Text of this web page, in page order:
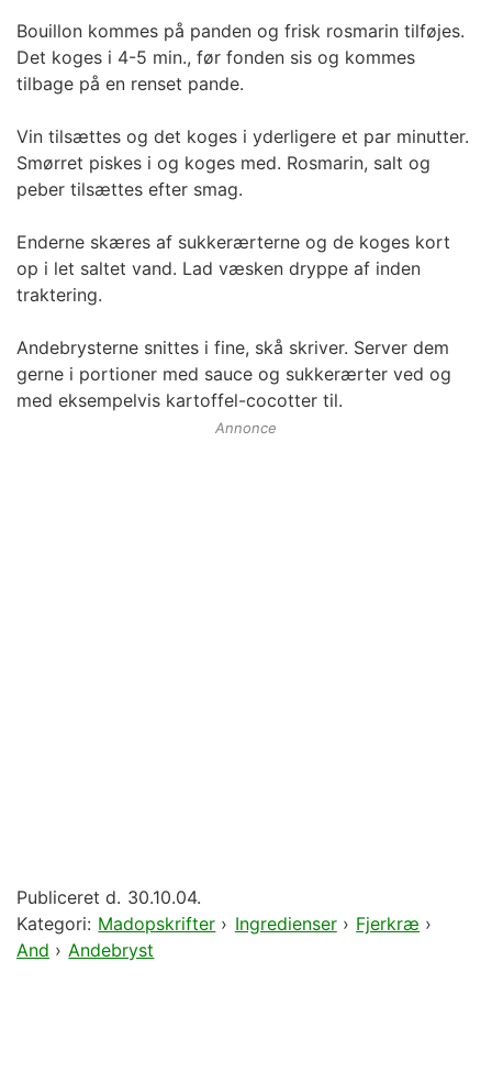
Bouillon kommes på panden og frisk rosmarin tilføjes.
Det koges i 4-5 min., før fonden sis og kommes
tilbage på en renset pande.
Vin tilsættes og det koges i yderligere et par minutter.
Smørret piskes i og koges med. Rosmarin, salt og
peber tilsættes efter smag.
Enderne skæres af sukkerærterne og de koges kort
op i let saltet vand. Lad væsken dryppe af inden
traktering.
Andebrysterne snittes i fine, skå skriver. Server dem
gerne i portioner med sauce og sukkerærter ved og
med eksempelvis kartoffel-cocotter til.
Annonce
Publiceret d. 30.10.04.
Kategori: Madopskrifter › Ingredienser› Fjerkræ ›
And › Andebryst